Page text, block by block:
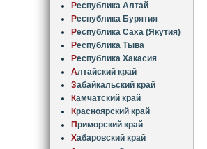
Республика Алтай
Республика Бурятия
Республика Саха (Якутия)
Республика Тыва
Республика Хакасия
Алтайский край
Забайкальский край
Камчатский край
Красноярский край
Приморский край
Хабаровский край